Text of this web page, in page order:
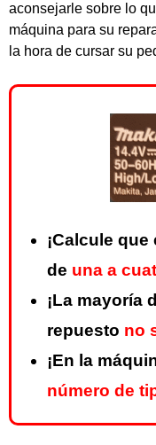
aconsejarle sobre lo
máquina para su
la hora de cursar su
¡Calcule
de una a
¡La mayoría
repuesto no
¡En la
número de